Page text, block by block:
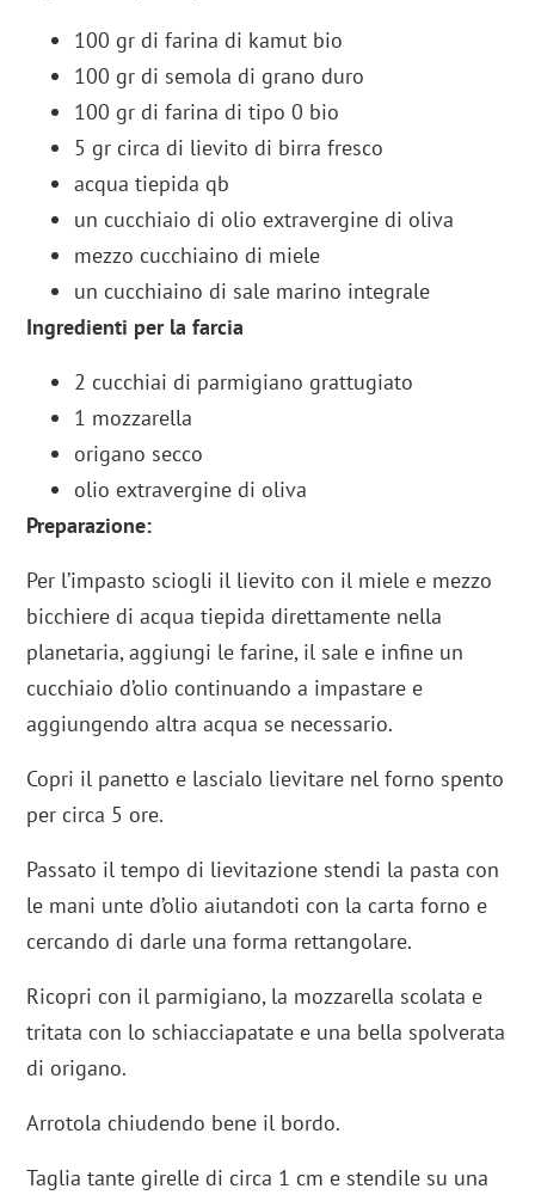
100 gr di farina di kamut bio
100 gr di semola di grano duro
100 gr di farina di tipo 0 bio
5 gr circa di lievito di birra fresco
acqua tiepida qb
un cucchiaio di olio extravergine di oliva
mezzo cucchiaino di miele
un cucchiaino di sale marino integrale
Ingredienti per la farcia
2 cucchiai di parmigiano grattugiato
1 mozzarella
origano secco
olio extravergine di oliva
Preparazione:
Per l’impasto sciogli il lievito con il miele e mezzo
bicchiere di acqua tiepida direttamente nella
planetaria, aggiungi le farine, il sale e infine un
cucchiaio d’olio continuando a impastare e
aggiungendo altra acqua se necessario.
Copri il panetto e lascialo lievitare nel forno spento
per circa 5 ore.
Passato il tempo di lievitazione stendi la pasta con
le mani unte d’olio aiutandoti con la carta forno e
cercando di darle una forma rettangolare.
Ricopri con il parmigiano, la mozzarella scolata e
tritata con lo schiacciapatate e una bella spolverata
di origano.
Arrotola chiudendo bene il bordo.
Taglia tante girelle di circa 1 cm e stendile su una